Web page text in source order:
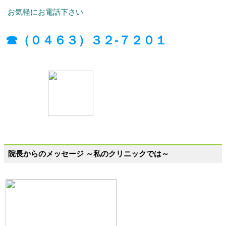
お気軽にお電話下さい
☎（０４６３）３２-７２０１
院長からのメッセージ ～私のクリニックでは～